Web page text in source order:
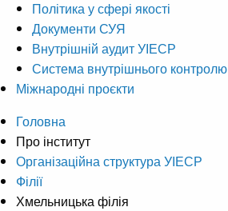
Політика у сфері якості
Документи СУЯ
Внутрішній аудит УІЕСР
Система внутрішнього контролю
Міжнародні проєкти
Головна
Про інститут
Організаційна структура УІЕСР
Філії
Хмельницька філія